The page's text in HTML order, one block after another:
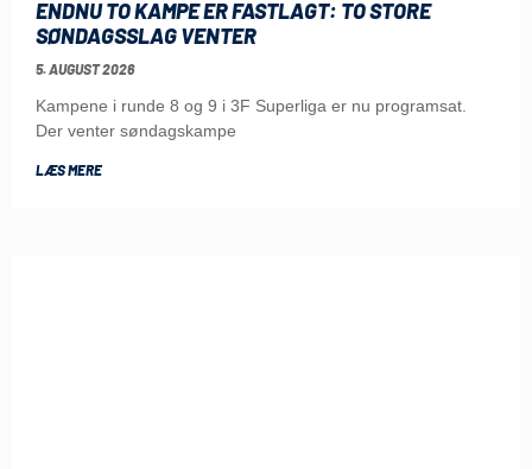
ENDNU TO KAMPE ER FASTLAGT: TO STORE
SØNDAGSSLAG VENTER
5. AUGUST 2026
Kampene i runde 8 og 9 i 3F Superliga er nu programsat.
Der venter søndagskampe
LÆS MERE